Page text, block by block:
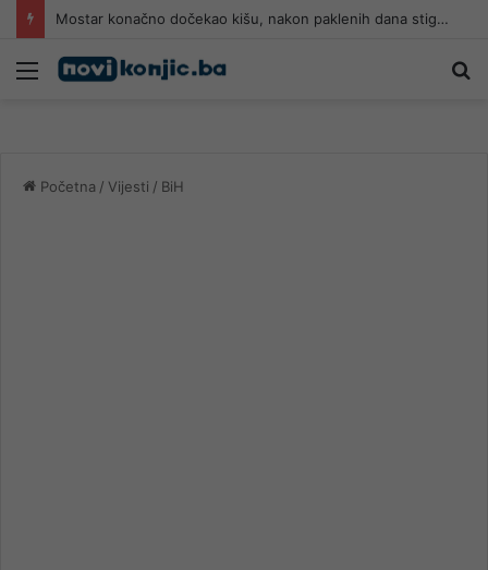
Mostar konačno dočekao kišu, nakon paklenih dana stiglo kratko osvježenje
Meni
Početna / Vijesti / BiH